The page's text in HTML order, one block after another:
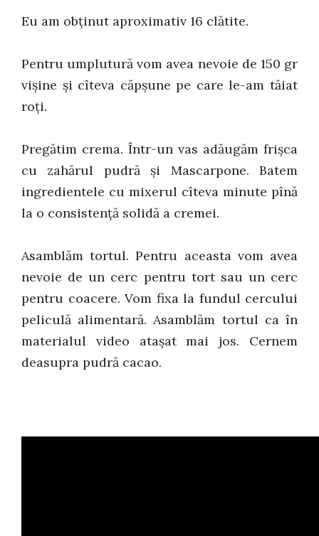
Eu am obținut aproximativ 16 clătite.
Pentru umplutură vom avea nevoie de 150 gr
vișine și cîteva căpșune pe care le-am tăiat
roți.
Pregătim crema. Într-un vas adăugăm frișca
cu zahărul pudră și Mascarpone. Batem
ingredientele cu mixerul cîteva minute pînă
la o consistență solidă a cremei.
Asamblăm tortul. Pentru aceasta vom avea
nevoie de un cerc pentru tort sau un cerc
pentru coacere. Vom fixa la fundul cercului
peliculă alimentară. Asamblăm tortul ca în
materialul video atașat mai jos. Cernem
deasupra pudră cacao.